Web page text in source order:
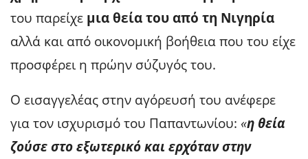
του παρείχε μια θεία του από τη Νιγηρία
αλλά και από οικονομική βοήθεια που του είχε
προσφέρει η πρώην σύζυγός του.
Ο εισαγγελέας στην αγόρευσή του ανέφερε
για τον ισχυρισμό του Παπαντωνίου: «η θεία
ζούσε στο εξωτερικό και ερχόταν στην